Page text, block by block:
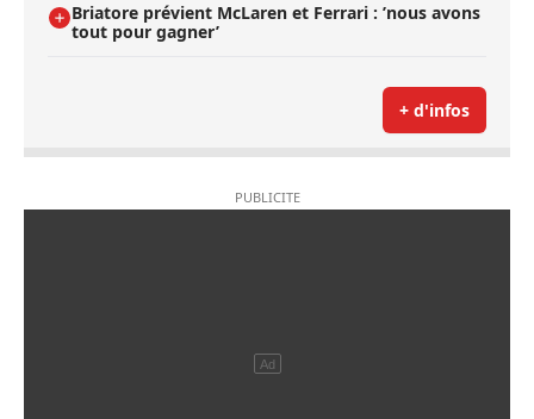
Briatore prévient McLaren et Ferrari : ’nous avons
tout pour gagner’
+ d'infos